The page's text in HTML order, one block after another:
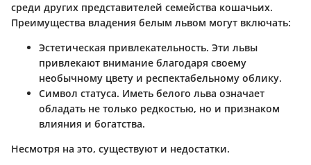
среди других представителей семейства кошачьих.
Преимущества владения белым львом могут включать:
Эстетическая привлекательность. Эти львы
привлекают внимание благодаря своему
необычному цвету и респектабельному облику.
Символ статуса. Иметь белого льва означает
обладать не только редкостью, но и признаком
влияния и богатства.
Несмотря на это, существуют и недостатки.